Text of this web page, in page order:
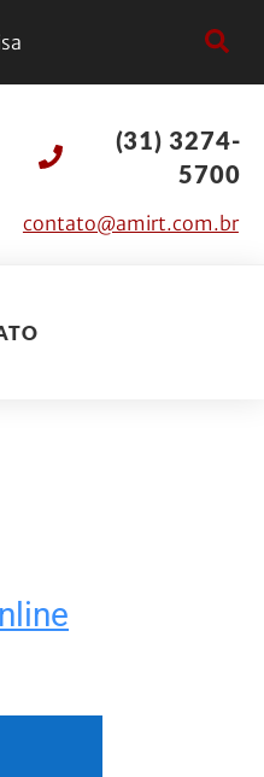
(31) 3274-
5700
contato@amirt.com.br